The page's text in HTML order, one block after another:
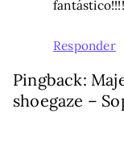
fantástico!!!!
Responder
Pingback:
shoegaze –